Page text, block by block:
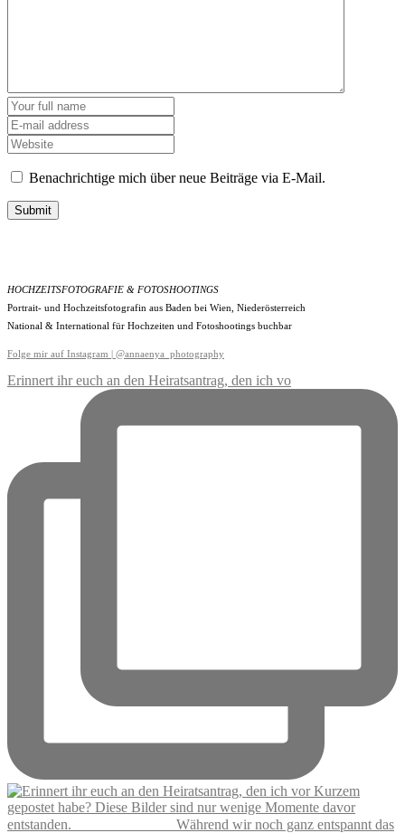
Benachrichtige mich über neue Beiträge via E-Mail.
Submit
HOCHZEITSFOTOGRAFIE & FOTOSHOOTINGS
Portrait- und Hochzeitsfotografin aus Baden bei Wien, Niederösterreich
National & International für Hochzeiten und Fotoshootings buchbar
Folge mir auf Instagram | @annaenya_photography
Erinnert ihr euch an den Heiratsantrag, den ich vo